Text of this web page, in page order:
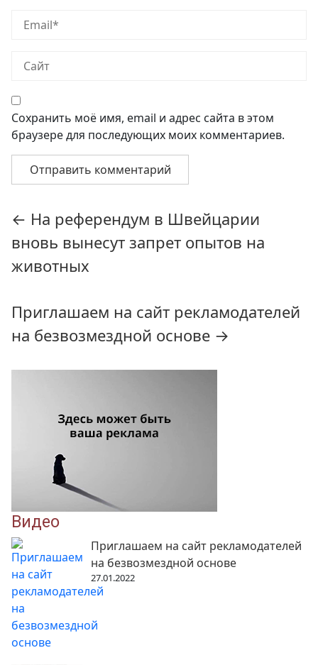
Сохранить моё имя, email и адрес сайта в этом
браузере для последующих моих комментариев.
по
записям
← На референдум в Швейцарии
вновь вынесут запрет опытов на
животных
Приглашаем на сайт рекламодателей
на безвозмездной основе →
Видео
Приглашаем на сайт рекламодателей
на безвозмездной основе
27.01.2022